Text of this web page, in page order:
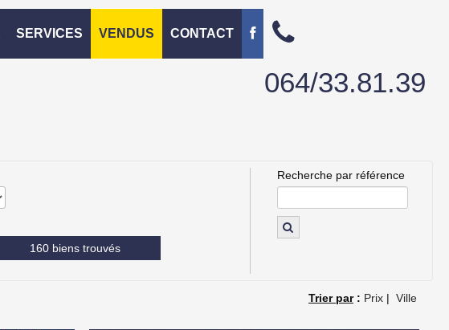
SERVICES VENDUS CONTACT
064/33.81.39
160 biens trouvés
Recherche par référence
Trier par: Prix| Ville